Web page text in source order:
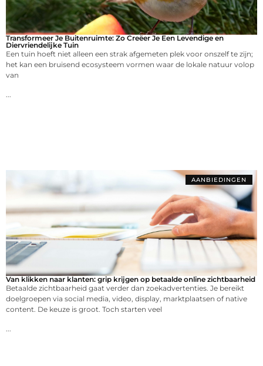
Transformeer Je Buitenruimte: Zo Creëer Je Een Levendige en
Diervriendelijke Tuin
Een tuin hoeft niet alleen een strak afgemeten plek voor onszelf te zijn;
het kan een bruisend ecosysteem vormen waar de lokale natuur volop
van
AANBIEDINGEN
Van klikken naar klanten: grip krijgen op betaalde online zichtbaarheid
Betaalde zichtbaarheid gaat verder dan zoekadvertenties. Je bereikt
doelgroepen via social media, video, display, marktplaatsen of native
content. De keuze is groot. Toch starten veel